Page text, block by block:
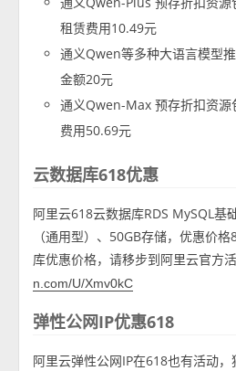
租赁费用10.49元
通义Qwen等多种大语言模型
金额20元
通义Qwen-Max 预存折扣资源
费用50.69元
云数据库618优惠
阿里云618云数据库RDS MySQL基
（通用型）、50GB存储，优惠价
库优惠价格，请移步到阿里云官方活
n.com/U/Xmv0kC
弹性公网IP优惠618
阿里云弹性公网IP在618也有活动，